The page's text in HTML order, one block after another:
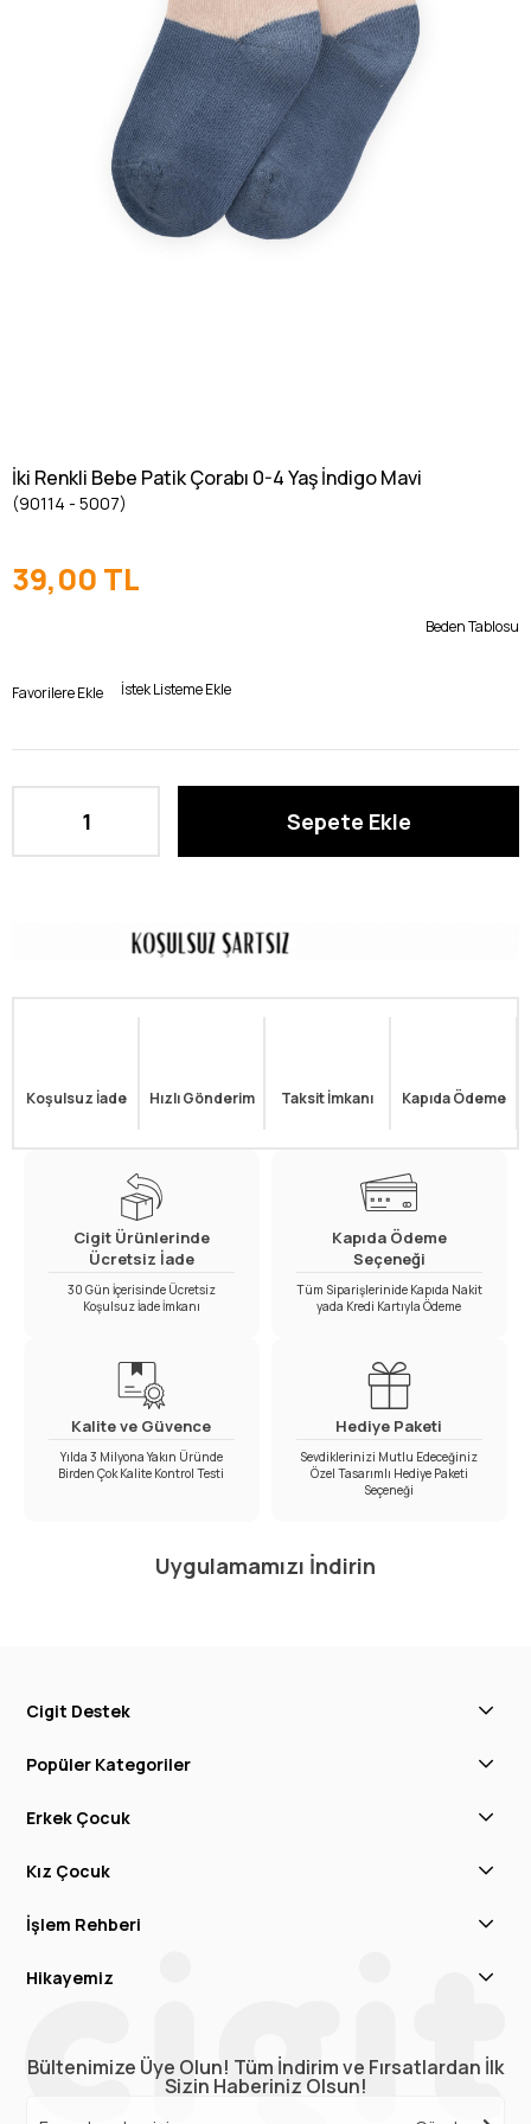
İki Renkli Bebe Patik Çorabı 0-4 Yaş İndigo Mavi
(90114 - 5007)
39,00 TL
Beden Tablosu
Favorilere Ekle İstek Listeme Ekle
Koşulsuz İade Hızlı Gönderim Taksit İmkanı Kapıda Ödeme
Cigit Ürünlerinde
Ücretsiz İade
30 Gün İçerisinde Ücretsiz
Koşulsuz İade İmkanı
Kapıda Ödeme
Seçeneği
Tüm Siparişlerinide Kapıda Nakit
yada Kredi Kartıyla Ödeme
Kalite ve Güvence
Yılda 3 Milyona Yakın Üründe
Birden Çok Kalite Kontrol Testi
Hediye Paketi
Sevdiklerinizi Mutlu Edeceğiniz
Özel Tasarımlı Hediye Paketi
Seçeneği
Uygulamamızı İndirin
Cigit Destek
Popüler Kategoriler
Erkek Çocuk
Kız Çocuk
İşlem Rehberi
Hikayemiz
Bültenimize Üye Olun! Tüm İndirim ve Fırsatlardan İlk
Sizin Haberiniz Olsun!